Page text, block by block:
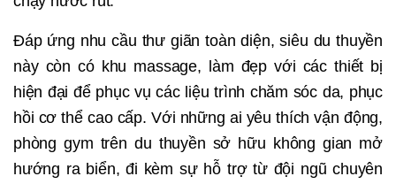
Đáp ứng nhu cầu thư giãn toàn diện, siêu du thuyền
này còn có khu massage, làm đẹp với các thiết bị
hiện đại để phục vụ các liệu trình chăm sóc da, phục
hồi cơ thể cao cấp. Với những ai yêu thích vận động,
phòng gym trên du thuyền sở hữu không gian mở
hướng ra biển, đi kèm sự hỗ trợ từ đội ngũ chuyên